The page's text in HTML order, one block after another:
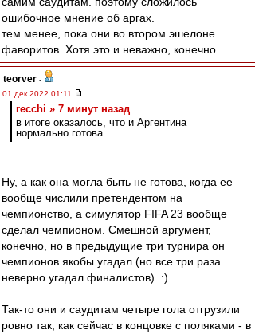
ошибочное мнение об аргах.
тем менее, пока они во втором эшелоне
фаворитов. Хотя это и неважно, конечно.
teorver -
01 дек 2022 01:11
recchi » 7 минут назад
в итоге оказалось, что и Аргентина
нормально готова
Ну, а как она могла быть не готова, когда ее
вообще числили претендентом на
чемпионство, а симулятор FIFA 23 вообще
сделал чемпионом. Смешной аргумент,
конечно, но в предыдущие три турнира он
чемпионов якобы угадал (но все три раза
неверно угадал финалистов). :)
Так-то они и саудитам четыре гола отгрузили
ровно так, как сейчас в концовке с поляками - в